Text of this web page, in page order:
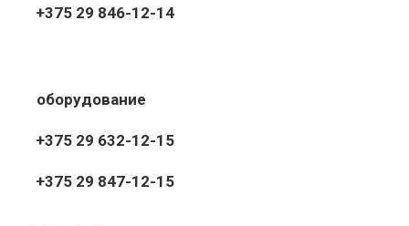
+375 29 846-12-14
оборудование
+375 29 632-12-15
+375 29 847-12-15